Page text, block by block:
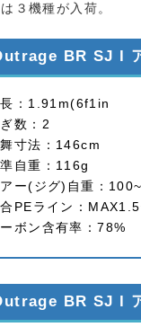
３機種が入荷。
BR SJ l
：1.91m(6f1in
数：2
寸法：146cm
自重：116g
アー(ジグ)自重：
PEライン：
ボン含有率：78%
BR SJ l